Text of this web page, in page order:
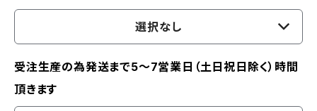
選択なし
受注生産の為発送まで5～7営業日（土日祝日除く）時間
頂きます